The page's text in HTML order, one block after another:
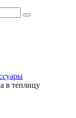
в теплицу